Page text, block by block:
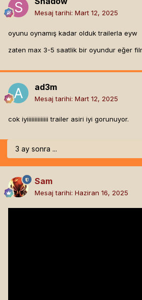
Mesaj tarihi: Mart 12, 2025
oyunu oynamış kadar olduk trailerla eyw
zaten max 3-5 saatlik bir oyundur eğer
ad3m
Mesaj tarihi: Mart 12, 2025
cok iyiiiiiiiiiiiiii trailer asiri iyi gorunuyor.
3 ay sonra ...
Sam
Mesaj tarihi: Haziran 16, 2025